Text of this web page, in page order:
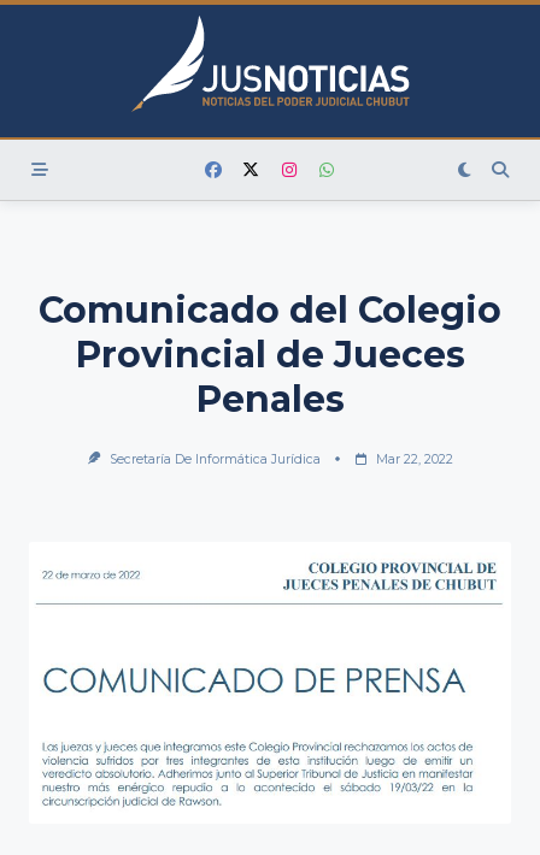
Skip
Comunicado del Colegio
Provincial de Jueces
Penales
Secretaría De Informática Jurídica Mar 22, 2022